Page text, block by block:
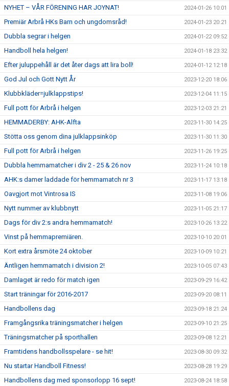
NYHET – VÅR FÖRENING HAR JOYNAT! 2024-01-26 10:01
Premiär Arbrå HKs Barn och ungdomsråd! 2024-01-23 20:21
Dubbla segrar i helgen 2024-01-22 09:52
Handboll hela helgen! 2024-01-18 23:32
Efter juluppehåll är det åter dags att lira boll! 2024-01-12 12:18
God Jul och Gott Nytt År 2023-12-20 18:06
Klubbkläder=julklappstips! 2023-12-04 11:15
Full pott för Arbrå i helgen 2023-12-03 21:21
HEMMADERBY: AHK-Alfta 2023-11-30 14:25
Stötta oss genom dina julklappsinköp 2023-11-30 11:30
Full pott för Arbrå i helgen 2023-11-26 19:25
Dubbla hemmamatcher i div 2 - 25 & 26 nov 2023-11-24 10:18
AHK:s damer laddade för hemmamatch nr 3 2023-11-17 13:18
Oavgjort mot Vintrosa IS 2023-11-08 19:06
Nytt nummer av klubbnytt 2023-11-05 21:17
Dags för div 2:s andra hemmamatch! 2023-10-26 13:22
Vinst på hemmapremiären. 2023-10-10 20:01
Kort extra årsmöte 24 oktober 2023-10-09 10:21
Äntligen hemmamatch i division 2! 2023-10-05 07:43
Damlaget är redo för match igen 2023-09-29 16:42
Start träningar för 2016-2017 2023-09-20 08:11
Handbollens dag 2023-09-18 21:24
Framgångsrika träningsmatcher i helgen 2023-09-10 21:25
Träningsmatcher på sporthallen 2023-09-08 12:21
Framtidens handbollsspelare - se hit! 2023-08-30 09:32
Nu startar Handboll Fitness! 2023-08-28 19:29
Handbollens dag med sponsorlopp 16 sept! 2023-08-24 18:58